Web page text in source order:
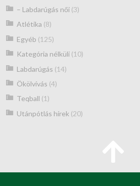
– Labdarúgás női(3)
Atlétika (8)
Egyéb (125)
Kategória nélküli(10)
Labdarúgás (14)
Ökölvívás (4)
Teqball (1)
Utánpótlás hírek (20)